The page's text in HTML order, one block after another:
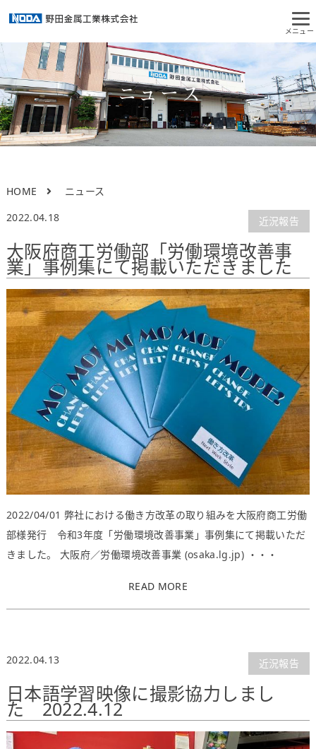
ニュース
HOME
ニュース
2022.04.18
近況報告
大阪府商工労働部「労働環境改善事
業」事例集にて掲載いただきました
2022/04/01 弊社における働き方改革の取り組みを大阪府商工労働
部様発行 令和3年度「労働環境改善事業」事例集にて掲載いただ
きました。 大阪府／労働環境改善事業 (osaka.lg.jp) ・・・
READ MORE
2022.04.13 近況報告
日本語学習映像に撮影協力しまし
た 2022.4.12